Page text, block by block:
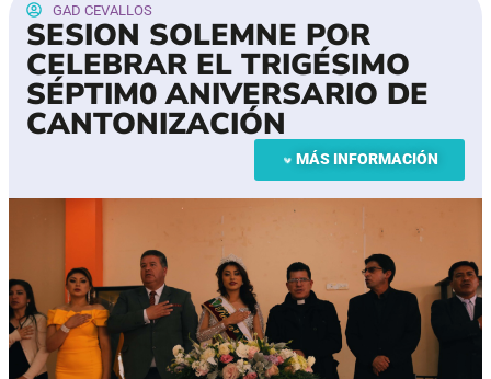
GAD CEVALLOS
SESION SOLEMNE POR
CELEBRAR EL TRIGÉSIMO
SÉPTIM0 ANIVERSARIO DE
CANTONIZACIÓN
MÁS INFORMACIÓN